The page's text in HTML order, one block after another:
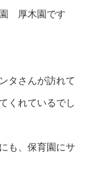
厚木園です
タさんが訪れて
くれているでし
も、保育園にサ